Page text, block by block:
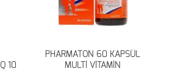
10
PHARMATON 60 KAPSÜL
MULTİ VİTAMİN